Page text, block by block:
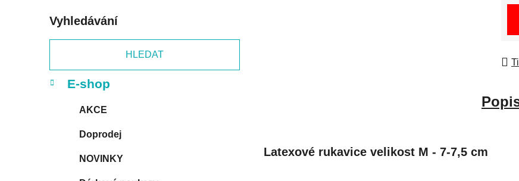
Vyhledávání
HLEDAT
kategorie
K
a
E-shop
AKCE
Doprodej
NOVINKY
Latexové rukavice velikost M - 7-7,5 cm